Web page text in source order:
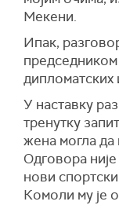
Мекени.
Ипак,
дипломатских
У наставку
тренутку
жена могла да
Одговора
нови
Комоли му је